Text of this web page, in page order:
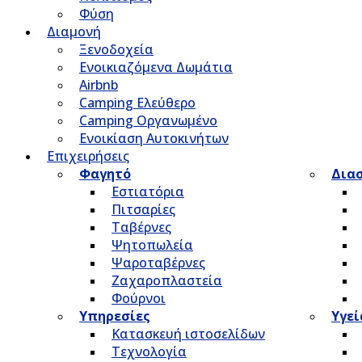
Φύση
Διαμονή
Ξενοδοχεία
Ενοικιαζόμενα Δωμάτια
Airbnb
Camping Ελεύθερο
Camping Οργανωμένο
Ενοικίαση Αυτοκινήτων
Επιχειρήσεις
Φαγητό
Εστιατόρια
Πιτσαρίες
Ταβέρνες
Ψητοπωλεία
Ψαροταβέρνες
Ζαχαροπλαστεία
Φούρνοι
Υπηρεσίες
Κατασκευή ιστοσελίδων
Τεχνολογία